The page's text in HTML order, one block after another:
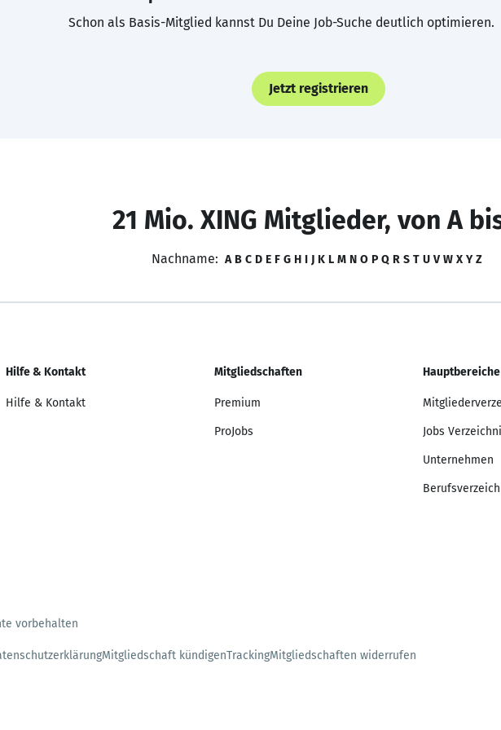
Schon als Basis-Mitglied kannst Du Deine Job-Suche deutlich optimieren.
Jetzt registrieren
21 Mio. XING Mitglieder, von A
Nachname: A B C D E F G H I J K L M N O P Q R S T U V W X Y Z
Hilfe & Kontakt
Hilfe & Kontakt
Mitgliedschaften
Premium
ProJobs
Hauptbereiche
Jobs
Unternehmen
vorbehalten
Mitgliedschaft kündigenTrackingMitgliedschaften widerrufen